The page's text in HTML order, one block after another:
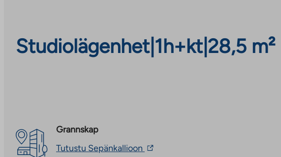
Studiolägenhet| 1h+kt| 28,5 m²
Grannskap
Tutustu Sepänkallioon The